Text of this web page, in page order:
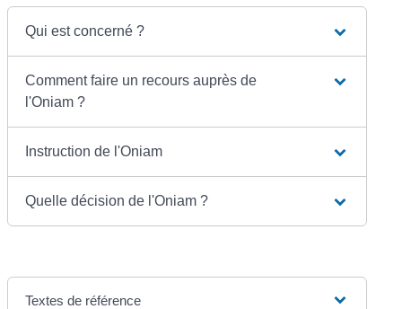
Qui est concerné ?
Comment faire un recours auprès de
l'Oniam ?
Instruction de l'Oniam
Quelle décision de l'Oniam ?
Textes de référence